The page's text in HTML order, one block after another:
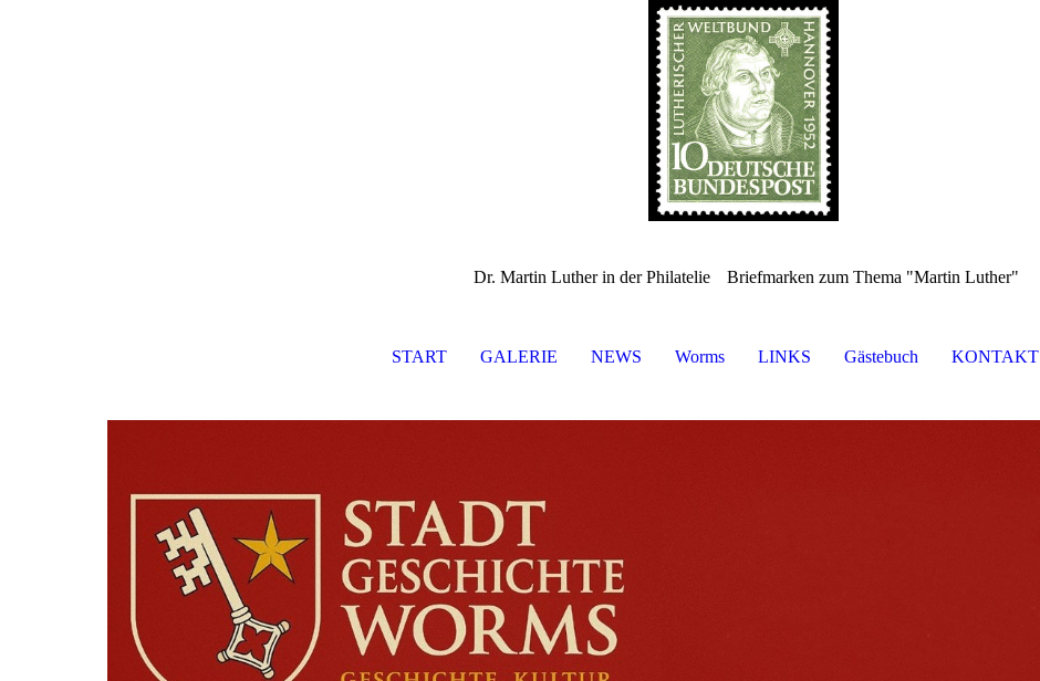
Dr. Martin Luther in der Philatelie Briefmarken zum Thema "Martin Luther"
START GALERIE NEWS Worms LINKS Gästebuch KONTAKT